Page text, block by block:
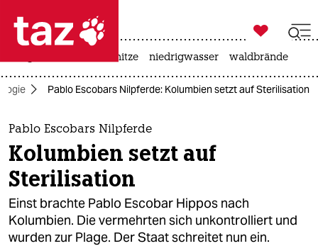
 taz zahl ich
taz zahl ich
themen
politik
öko
gesellschaft

taz zahl ich
hitze niedrigwasser waldbrände
Pablo Escobars Nilpferde: Kolumbien setzt auf Sterilisation
Pablo Escobars Nilpferde
Kolumbien setzt auf
Sterilisation
Einst brachte Pablo Escobar Hippos nach
Kolumbien. Die vermehrten sich unkontrolliert und
wurden zur Plage. Der Staat schreitet nun ein.